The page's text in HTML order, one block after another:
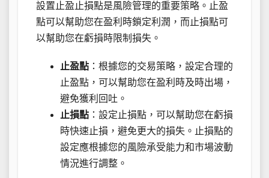
設置止盈止損點是風險管理的重要策略。止盈
點可以幫助您在盈利時鎖定利潤，而止損點可
以幫助您在虧損時限制損失。
止盈點 ：根據您的交易策略，設定合理的
止盈點，可以幫助您在盈利時及時出場，
避免獲利回吐。
止損點 ：設定止損點，可以幫助您在虧損
時快速止損，避免更大的損失。止損點的
設定應根據您的風險承受能力和市場波動
情況進行調整。